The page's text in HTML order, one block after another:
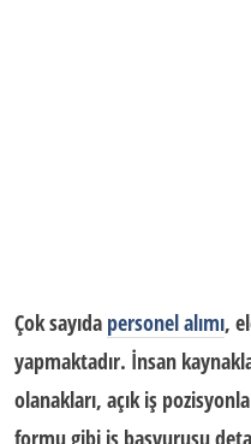
Çok sayıda personel alımı,
yapmaktadır. İnsan
olanakları, açık iş
formu gibi iş başvurusu